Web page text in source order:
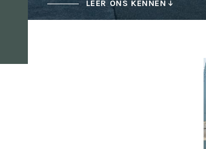
LEER ONS KENNEN